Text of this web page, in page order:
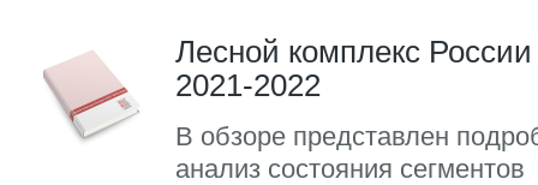
Лесной комплекс России
2021-2022
В обзоре представлен
анализ состояния сегментов